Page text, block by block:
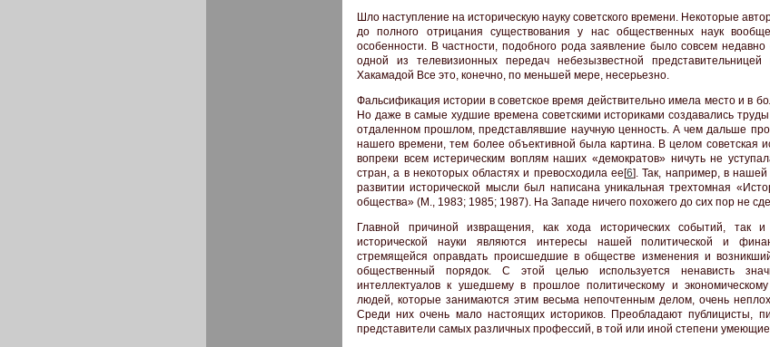
Шло наступление на историческую науку советского времени. Некоторые
до полного отрицания существования у нас общественных наук
особенности. В частности, подобного рода заявление было совсем
одной из телевизионных передач небезызвестной
Хакамадой Все это, конечно, по меньшей мере, несерьезно.
Фальсификация истории в советское время действительно имела место и в
Но даже в самые худшие времена советскими историками создавались
отдаленном прошлом, представлявшие научную ценность. А чем дальше
нашего времени, тем более объективной была картина. В целом советская
вопреки всем истерическим воплям наших «демократов» ничуть не
стран, а в некоторых областях и превосходила ее[6]. Так, например, в
развитии исторической мысли был написана уникальная трехтомная
общества» (М., 1983; 1985; 1987). На Западе ничего похожего до сих пор не
Главной причиной извращения, как хода исторических событий, так
исторической науки являются интересы нашей политической и
стремящейся оправдать происшедшие в обществе изменения и
общественный порядок. С этой целью используется ненависть
интеллектуалов к ушедшему в прошлое политическому и
людей, которые занимаются этим весьма непочтенным делом, очень
Среди них очень мало настоящих историков. Преобладают публицисты,
представители самых различных профессий, в той или иной степени